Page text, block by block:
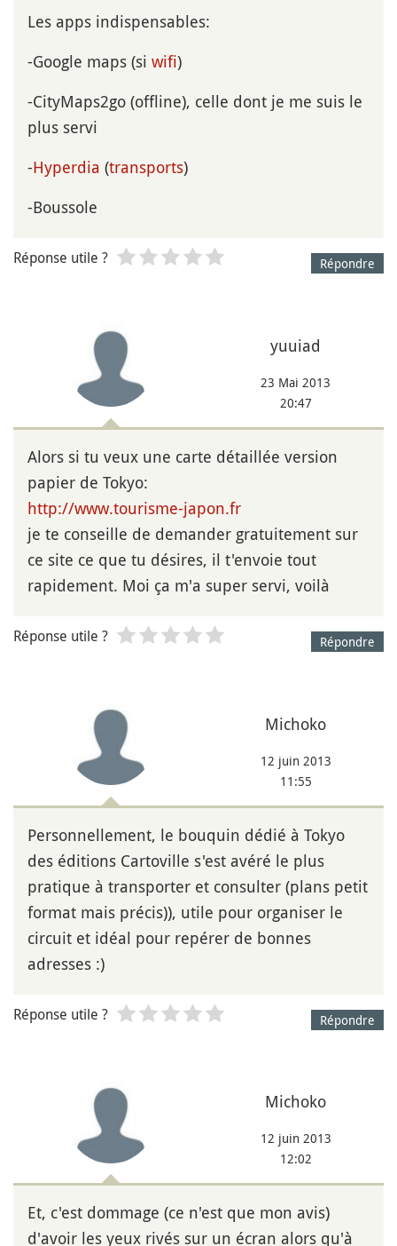
Les apps indispensables:
-Google maps (si wifi)
-CityMaps2go (offline), celle dont je me suis le
plus servi
-Hyperdia (transports)
-Boussole
Répondre
Réponse utile ?
yuuiad
23 Mai 2013
20:47
Alors si tu veux une carte détaillée version
papier de Tokyo:
http://www.tourisme-japon.fr
je te conseille de demander gratuitement sur
ce site ce que tu désires, il t'envoie tout
rapidement. Moi ça m'a super servi, voilà
Répondre
Réponse utile ?
Michoko
12 juin 2013
11:55
Personnellement, le bouquin dédié à Tokyo
des éditions Cartoville s'est avéré le plus
pratique à transporter et consulter (plans petit
format mais précis)), utile pour organiser le
circuit et idéal pour repérer de bonnes
adresses :)
Répondre
Réponse utile ?
Michoko
12 juin 2013
12:02
Et, c'est dommage (ce n'est que mon avis)
d'avoir les yeux rivés sur un écran alors qu'à